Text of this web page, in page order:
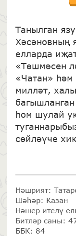
Танылган
Хәсәновның
елларда
«Төшмәсен
«Чатан» һәм
милләт,
һом шулай
сөйләүче
Нәшрият:
Шәһәр: Казан
Нәшер ителү
Битләр саны:
ББК: 84